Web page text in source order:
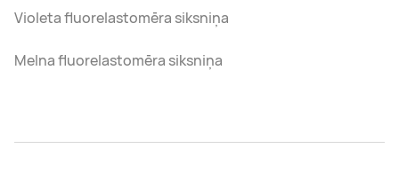
Violeta fluorelastomēra siksniņa
Melna fluorelastomēra siksniņa